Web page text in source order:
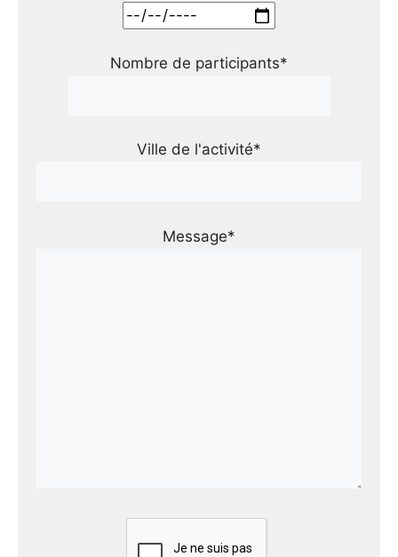
Nombre de participants*
Ville de l'activité*
Message*